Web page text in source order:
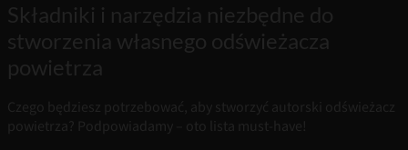
Składniki i narzędzia niezbędne do
stworzenia własnego odświeżacza
powietrza
Czego będziesz potrzebować, aby stworzyć autorski odświeżacz
powietrza? Podpowiadamy – oto lista must-have!